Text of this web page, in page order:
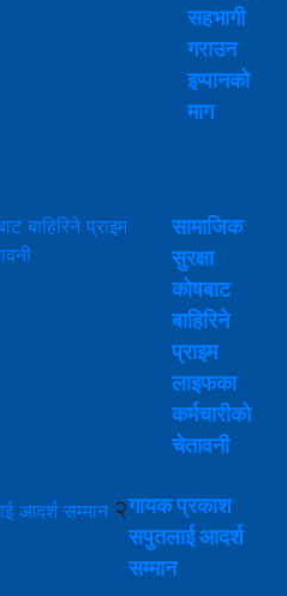
सहभागी
गराउन
इप्पानको
माग
सामाजिक
सुरक्षा
कोषबाट
बाहिरिने
प्राइम
लाइफका
कर्मचारीको
चेतावनी
२गायक प्रकाश
सपुतलाई आदर्श
सम्मान